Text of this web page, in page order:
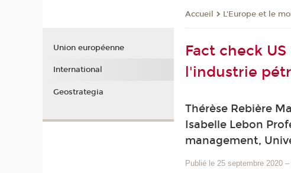
Accueil L'Europe et le
Fact check
l'industrie
Thérèse Rebière
Isabelle Lebon
management,
Publié le 25 septembre 2020 –
Union européenne
International
Geostrategia